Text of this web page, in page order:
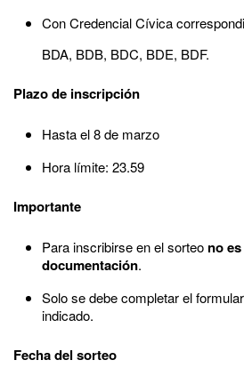
Con Credencial Cívica
BDA, BDB, BDC, BDE, BDF.
Plazo de inscripción
Hasta el 8 de marzo
Hora límite: 23.59
Importante
Para inscribirse en el sorteo no
documentación.
Solo se debe completar el
indicado.
Fecha del sorteo